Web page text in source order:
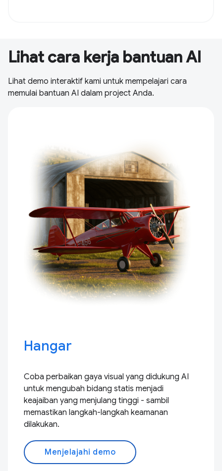
Lihat cara kerja bantuan AI
Lihat demo interaktif kami untuk mempelajari cara
memulai bantuan AI dalam project Anda.
Hangar
Coba perbaikan gaya visual yang didukung AI
untuk mengubah bidang statis menjadi
keajaiban yang menjulang tinggi - sambil
memastikan langkah-langkah keamanan
dilakukan.
Menjelajahi demo